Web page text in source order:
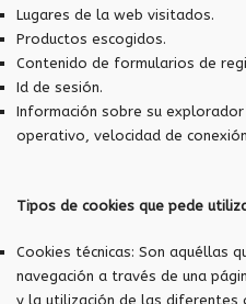
Lugares de la web visitados.
Productos escogidos.
Contenido de formularios de
Id de sesión.
Información sobre su
operativo, velocidad de
Tipos de cookies que pede
Cookies técnicas: Son aquéllas
navegación a través de una
y la utilización de las diferentes